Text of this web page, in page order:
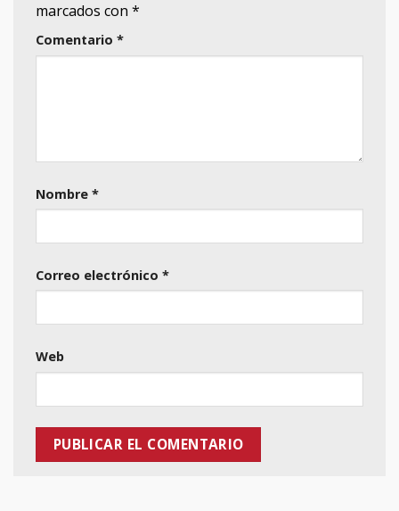
marcados con *
Comentario *
Nombre *
Correo electrónico *
Web